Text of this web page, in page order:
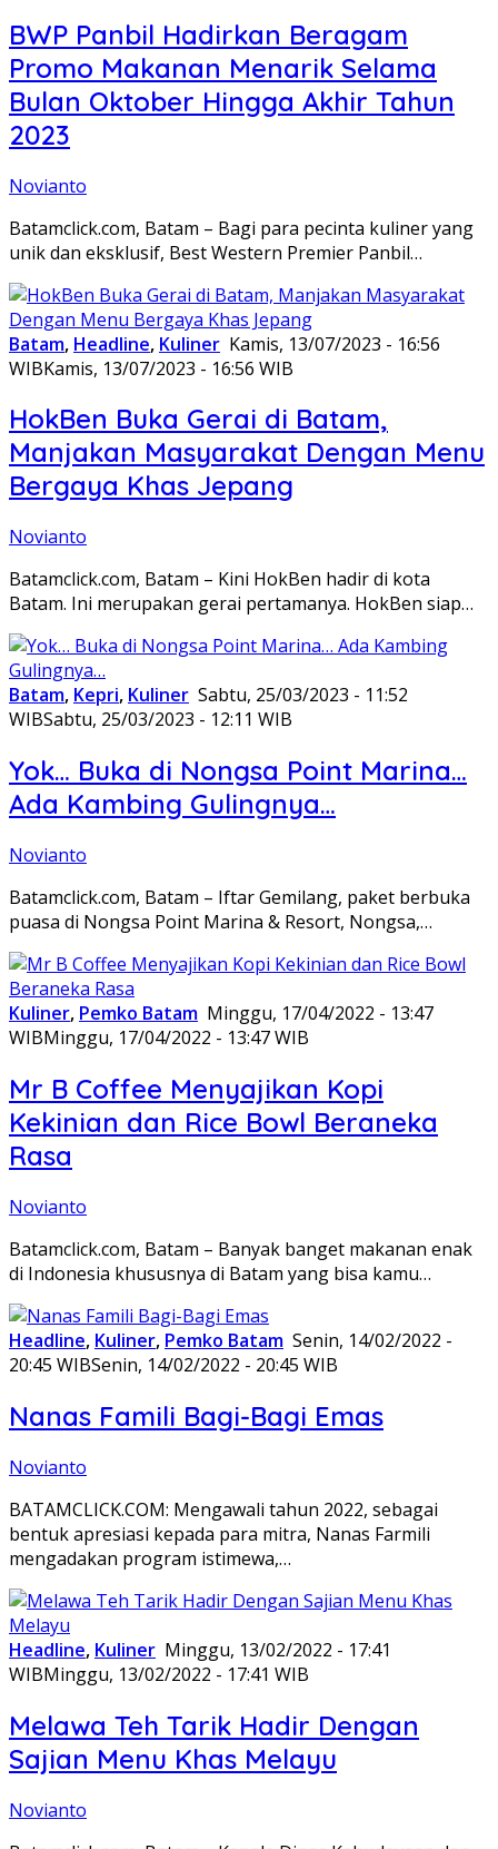
BWP Panbil Hadirkan Beragam
Promo Makanan Menarik Selama
Bulan Oktober Hingga Akhir Tahun
2023
Novianto
Batamclick.com, Batam – Bagi para pecinta kuliner yang
unik dan eksklusif, Best Western Premier Panbil…
Batam, Headline, Kuliner Kamis, 13/07/2023 - 16:56
WIBKamis, 13/07/2023 - 16:56 WIB
HokBen Buka Gerai di Batam,
Manjakan Masyarakat Dengan Menu
Bergaya Khas Jepang
Novianto
Batamclick.com, Batam – Kini HokBen hadir di kota
Batam. Ini merupakan gerai pertamanya. HokBen siap…
Batam, Kepri, Kuliner Sabtu, 25/03/2023 - 11:52
WIBSabtu, 25/03/2023 - 12:11 WIB
Yok… Buka di Nongsa Point Marina…
Ada Kambing Gulingnya…
Novianto
Batamclick.com, Batam – Iftar Gemilang, paket berbuka
puasa di Nongsa Point Marina & Resort, Nongsa,…
Kuliner, Pemko Batam Minggu, 17/04/2022 - 13:47
WIBMinggu, 17/04/2022 - 13:47 WIB
Mr B Coffee Menyajikan Kopi
Kekinian dan Rice Bowl Beraneka
Rasa
Novianto
Batamclick.com, Batam – Banyak banget makanan enak
di Indonesia khususnya di Batam yang bisa kamu…
Headline, Kuliner, Pemko Batam Senin, 14/02/2022 -
20:45 WIBSenin, 14/02/2022 - 20:45 WIB
Nanas Famili Bagi-Bagi Emas
Novianto
BATAMCLICK.COM: Mengawali tahun 2022, sebagai
bentuk apresiasi kepada para mitra, Nanas Farmili
mengadakan program istimewa,…
Headline, Kuliner Minggu, 13/02/2022 - 17:41
WIBMinggu, 13/02/2022 - 17:41 WIB
Melawa Teh Tarik Hadir Dengan
Sajian Menu Khas Melayu
Novianto